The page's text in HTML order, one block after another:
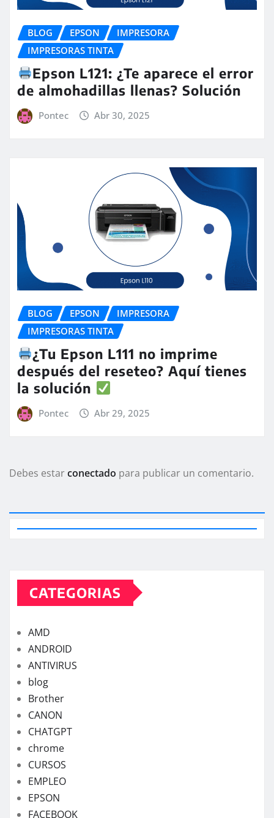
BLOG EPSON
IMPRESORA
IMPRESORAS TINTA
Epson L121: ¿Te aparece el error
de almohadillas llenas? Solución
Pontec Abr 30, 2025
BLOG EPSON
IMPRESORA
IMPRESORAS TINTA
¿Tu Epson L111 no imprime
después del reseteo? Aquí tienes
la solución
Pontec Abr 29, 2025
Debes estarconectado para publicar un comentario.
CATEGORIAS
AMD
ANDROID
ANTIVIRUS
blog
Brother
CANON
CHATGPT
chrome
CURSOS
EMPLEO
EPSON
FACEBOOK